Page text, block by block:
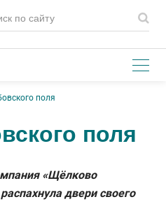
поля
поля
«Щёлково
двери своего